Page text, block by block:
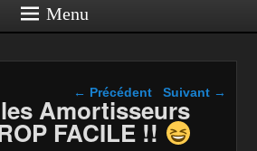
Menu
Navigation dans les
articles
← Précédent Suivant →
Amortisseurs
FACILE !!